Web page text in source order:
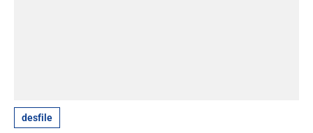
desfile